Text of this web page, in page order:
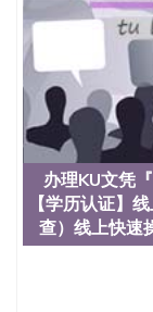
子工程学，
受性肯定及
也吸引了众
二、办理流程
定金下单； 3
4、电子图做
品部做成品
款； 7、快递
真实网上可查
留服真实存档
（使馆认证）
真实可查认证
流程农业科
院、地球及
与人类发展
办理KU文凭
【学历认证】
查）线上快速